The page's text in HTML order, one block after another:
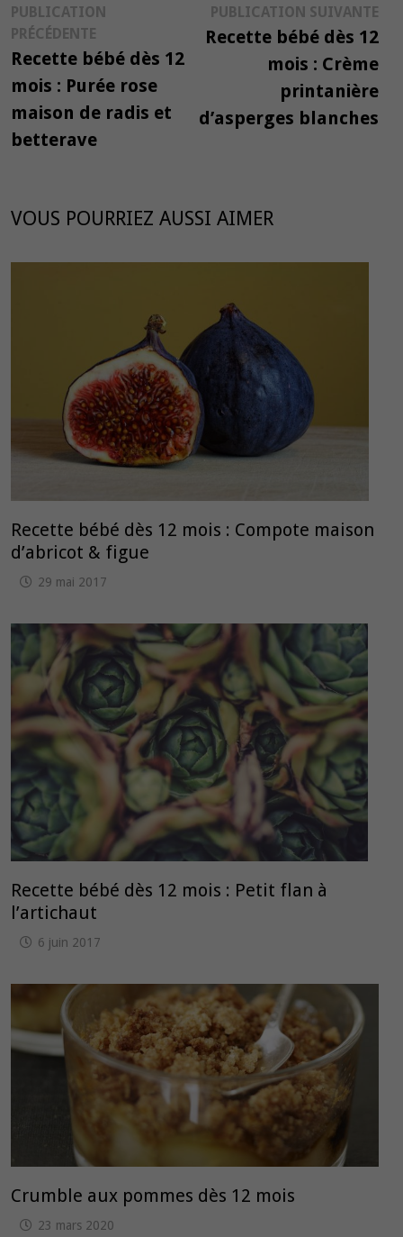
Navigation
de
l’article
PUBLICATION
PRÉCÉDENTE
précédente :
Recette bébé dès 12
mois : Purée rose
maison de radis et
betterave
PUBLICATION SUIVANTE
Recette bébé dès 12
mois : Crème
printanière
d’asperges blanches
VOUS POURRIEZ AUSSI AIMER
Recette bébé dès 12 mois : Compote maison
d’abricot & figue
29 mai 2017
Recette bébé dès 12 mois : Petit flan à
l’artichaut
6 juin 2017
Crumble aux pommes dès 12 mois
23 mars 2020